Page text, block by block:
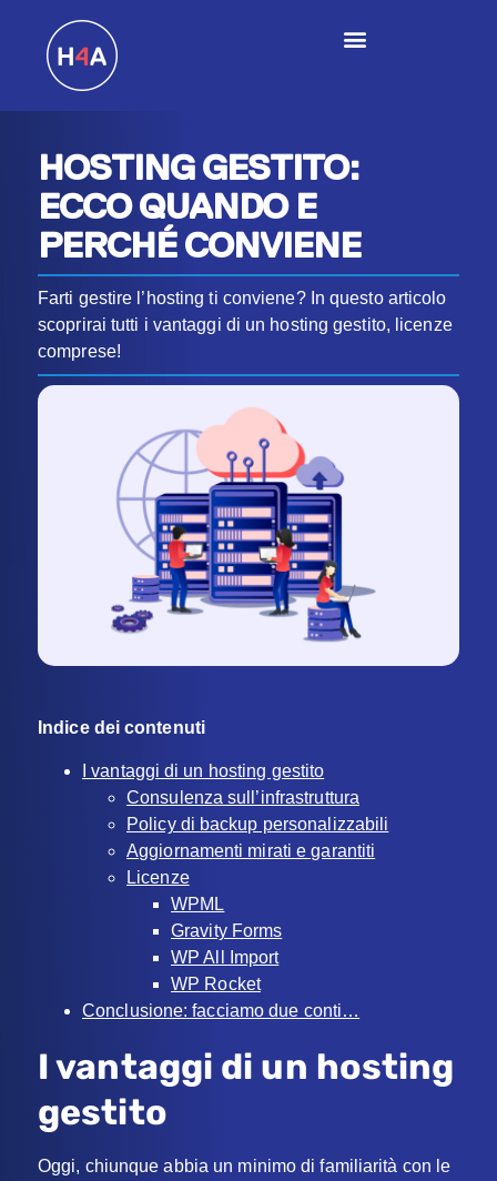
HOSTING GESTITO:
ECCO QUANDO E
PERCHÉ CONVIENE
Farti gestire l’hosting ti conviene? In questo articolo
scoprirai tutti i vantaggi di un hosting gestito, licenze
comprese!
Indice dei contenuti
I vantaggi di un hosting gestito
Consulenza sull’infrastruttura
Policy di backup personalizzabili
Aggiornamenti mirati e garantiti
Licenze
WPML
Gravity Forms
WP All Import
WP Rocket
Conclusione: facciamo due conti…
I vantaggi di un hosting
gestito
Oggi, chiunque abbia un minimo di familiarità con le